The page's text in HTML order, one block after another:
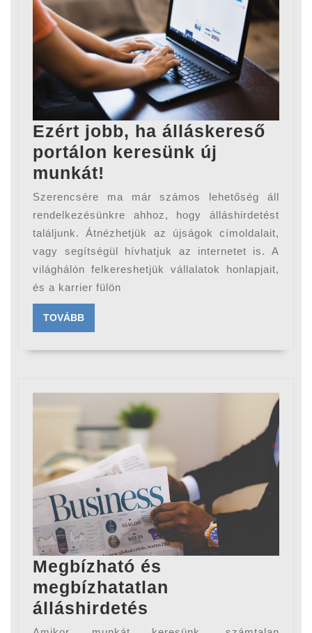
Ezért jobb, ha álláskereső
portálon keresünk új
munkát!
jobb,
ha
álláskereső
portálon
keresünk
új
Szerencsére ma már számos lehetőség áll
rendelkezésünkre ahhoz, hogy álláshirdetést
találjunk. Átnézhetjük az újságok címoldalait,
vagy segítségül hívhatjuk az internetet is. A
világhálón felkereshetjük vállalatok honlapjait,
és a karrier fülön
TOVÁBBTOVÁBB
Megbízható és
megbízhatatlan
álláshirdetés
és